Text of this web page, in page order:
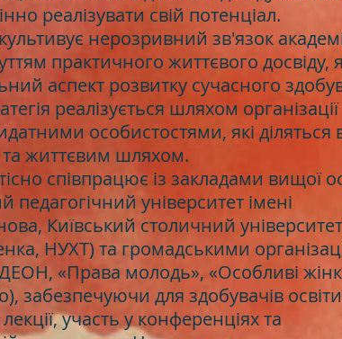
реалізувати свій потенціал.
культивує нерозривний зв'язок
практичного життєвого досвіду,
аспект розвитку сучасного
реалізується шляхом організації
особистостями, які
життєвим шляхом.
співпрацює із закладами вищої
педагогічний університет імені
Київський столичний університет
НУХТ) та громадськими
«Права молодь», «Особливі
забезпечуючи для здобувачів освіти
участь у конференціях та